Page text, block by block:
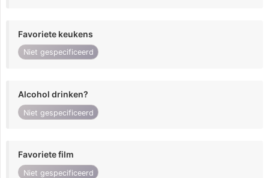
Favoriete keukens
Niet gespecificeerd
Alcohol drinken?
Niet gespecificeerd
Favoriete film
Niet gespecificeerd